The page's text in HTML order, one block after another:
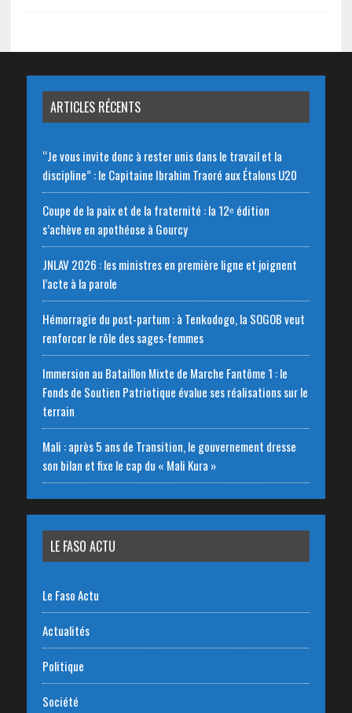
ARTICLES RÉCENTS
“Je vous invite donc à rester unis dans le travail et la
discipline” : le Capitaine Ibrahim Traoré aux Étalons U20
Coupe de la paix et de la fraternité : la 12ᵉ édition
s’achève en apothéose à Gourcy
JNLAV 2026 : les ministres en première ligne et joignent
l’acte à la parole
Hémorragie du post-partum : à Tenkodogo, la SOGOB veut
renforcer le rôle des sages-femmes
Immersion au Bataillon Mixte de Marche Fantôme 1 : le
Fonds de Soutien Patriotique évalue ses réalisations sur le
terrain
Mali : après 5 ans de Transition, le gouvernement dresse
son bilan et fixe le cap du « Mali Kura »
LE FASO ACTU
Le Faso Actu
Actualités
Politique
Société